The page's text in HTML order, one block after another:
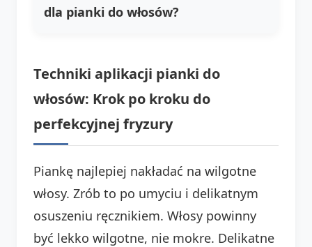
dla pianki do włosów?
Techniki aplikacji pianki do
włosów: Krok po kroku do
perfekcyjnej fryzury
Piankę najlepiej nakładać na wilgotne
włosy. Zrób to po umyciu i delikatnym
osuszeniu ręcznikiem. Włosy powinny
być lekko wilgotne, nie mokre. Delikatne